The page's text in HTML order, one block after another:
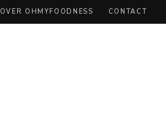
OVER OHMYFOODNESS CONTACT